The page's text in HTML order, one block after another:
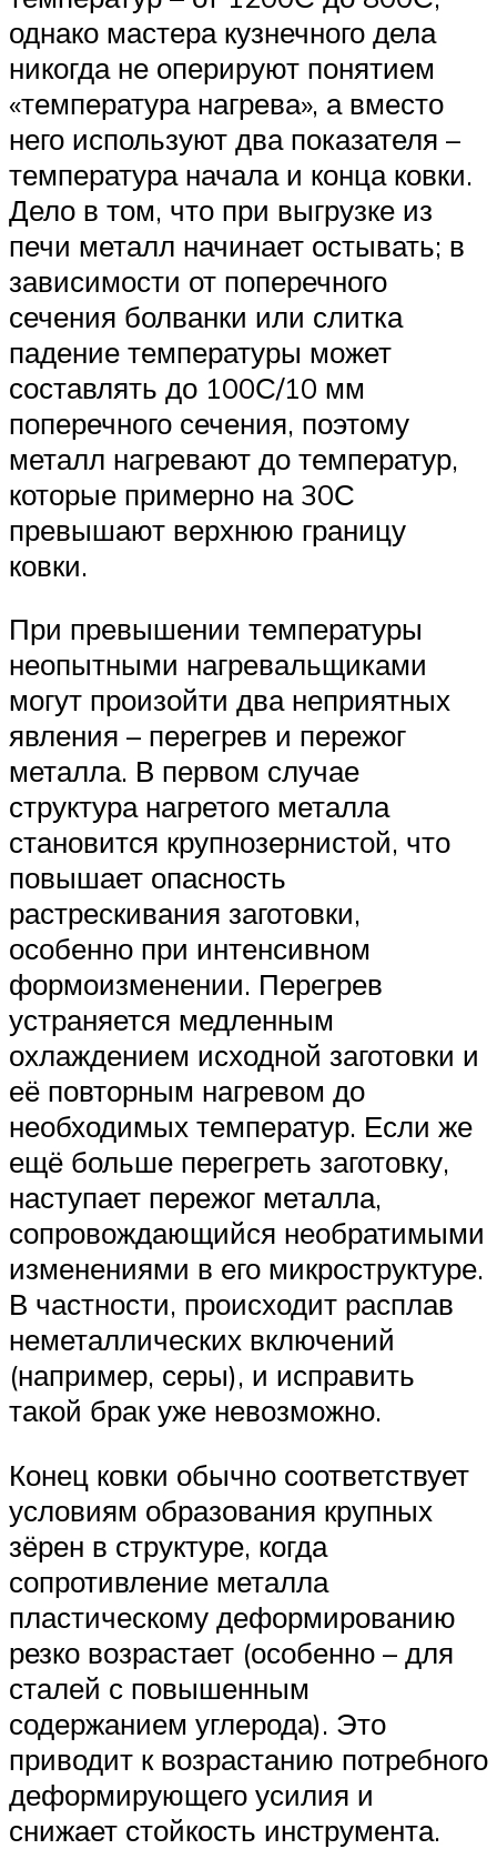
однако мастера кузнечного дела
никогда не оперируют понятием
«температура нагрева», а вместо
него используют два показателя –
температура начала и конца ковки.
Дело в том, что при выгрузке из
печи металл начинает остывать; в
зависимости от поперечного
сечения болванки или слитка
падение температуры может
составлять до 100С/10 мм
поперечного сечения, поэтому
металл нагревают до температур,
которые примерно на 30С
превышают верхнюю границу
ковки.
При превышении температуры
неопытными нагревальщиками
могут произойти два неприятных
явления – перегрев и пережог
металла. В первом случае
структура нагретого металла
становится крупнозернистой, что
повышает опасность
растрескивания заготовки,
особенно при интенсивном
формоизменении. Перегрев
устраняется медленным
охлаждением исходной заготовки и
её повторным нагревом до
необходимых температур. Если же
ещё больше перегреть заготовку,
наступает пережог металла,
сопровождающийся необратимыми
изменениями в его микроструктуре.
В частности, происходит расплав
неметаллических включений
(например, серы), и исправить
такой брак уже невозможно.
Конец ковки обычно соответствует
условиям образования крупных
зёрен в структуре, когда
сопротивление металла
пластическому деформированию
резко возрастает (особенно – для
сталей с повышенным
содержанием углерода). Это
приводит к возрастанию потребного
деформирующего усилия и
снижает стойкость инструмента.